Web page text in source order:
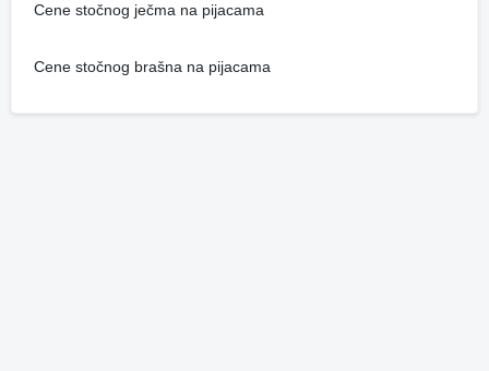
Cene stočnog ječma na pijacama
Cene stočnog brašna na pijacama